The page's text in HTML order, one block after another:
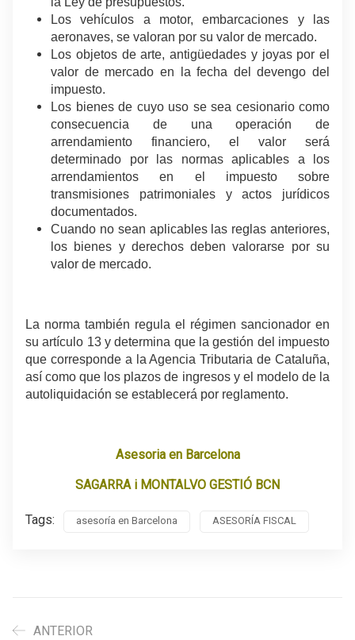
Los vehículos a motor, embarcaciones y las
aeronaves, se valoran por su valor de mercado.
Los objetos de arte, antigüedades y joyas por el
valor de mercado en la fecha del devengo del
impuesto.
Los bienes de cuyo uso se sea cesionario como
consecuencia de una operación de
arrendamiento financiero, el valor será
determinado por las normas aplicables a los
arrendamientos en el impuesto sobre
transmisiones patrimoniales y actos jurídicos
documentados.
Cuando no sean aplicables las reglas anteriores,
los bienes y derechos deben valorarse por su
valor de mercado.
La norma también regula el régimen sancionador en
su artículo 13 y determina que la gestión del impuesto
que corresponde a la Agencia Tributaria de Cataluña,
así como que los plazos de ingresos y el modelo de la
autoliquidación se establecerá por reglamento.
Asesoria en Barcelona
SAGARRA i MONTALVO GESTIÓ BCN
Tags: asesoría en Barcelona ASESORÍA FISCAL
ANTERIOR